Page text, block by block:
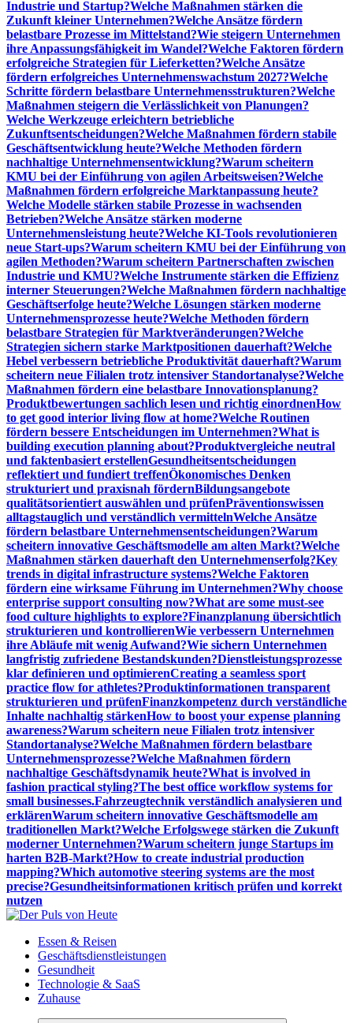
Industrie und Startup?Welche Maßnahmen stärken die
Zukunft kleiner Unternehmen?Welche Ansätze fördern
belastbare Prozesse im Mittelstand?Wie steigern Unternehmen
ihre Anpassungsfähigkeit im Wandel?Welche Faktoren fördern
erfolgreiche Strategien für Lieferketten?Welche Ansätze
fördern erfolgreiches Unternehmenswachstum 2027?Welche
Schritte fördern belastbare Unternehmensstrukturen?Welche
Maßnahmen steigern die Verlässlichkeit von Planungen?
Welche Werkzeuge erleichtern betriebliche
Zukunftsentscheidungen?Welche Maßnahmen fördern stabile
Geschäftsentwicklung heute?Welche Methoden fördern
nachhaltige Unternehmensentwicklung?Warum scheitern
KMU bei der Einführung von agilen Arbeitsweisen?Welche
Maßnahmen fördern erfolgreiche Marktanpassung heute?
Welche Modelle stärken stabile Prozesse in wachsenden
Betrieben?Welche Ansätze stärken moderne
Unternehmensleistung heute?Welche KI-Tools revolutionieren
neue Start-ups?Warum scheitern KMU bei der Einführung von
agilen Methoden?Warum scheitern Partnerschaften zwischen
Industrie und KMU?Welche Instrumente stärken die Effizienz
interner Steuerungen?Welche Maßnahmen fördern nachhaltige
Geschäftserfolge heute?Welche Lösungen stärken moderne
Unternehmensprozesse heute?Welche Methoden fördern
belastbare Strategien für Marktveränderungen?Welche
Strategien sichern starke Marktpositionen dauerhaft?Welche
Hebel verbessern betriebliche Produktivität dauerhaft?Warum
scheitern neue Filialen trotz intensiver Standortanalyse?Welche
Maßnahmen fördern eine belastbare Innovationsplanung?
Produktbewertungen sachlich lesen und richtig einordnenHow
to get good interior living flow at home?Welche Routinen
fördern bessere Entscheidungen im Unternehmen?What is
building execution planning about?Produktvergleiche neutral
und faktenbasiert erstellenGesundheitsentscheidungen
reflektiert und fundiert treffenÖkonomisches Denken
strukturiert und praxisnah fördernBildungsangebote
qualitätsorientiert auswählen und prüfenPräventionswissen
alltagstauglich und verständlich vermittelnWelche Ansätze
fördern belastbare Unternehmensentscheidungen?Warum
scheitern innovative Geschäftsmodelle am alten Markt?Welche
Maßnahmen stärken dauerhaft den Unternehmenserfolg?Key
trends in digital infrastructure systems?Welche Faktoren
fördern eine wirksame Führung im Unternehmen?Why choose
enterprise support consulting now?What are some must-see
food culture highlights to explore?Finanzplanung übersichtlich
strukturieren und kontrollierenWie verbessern Unternehmen
ihre Abläufe mit wenig Aufwand?Wie sichern Unternehmen
langfristig zufriedene Bestandskunden?Dienstleistungsprozesse
klar definieren und optimierenCreating a seamless sport
practice flow for athletes?Produktinformationen transparent
strukturieren und prüfenFinanzkompetenz durch verständliche
Inhalte nachhaltig stärkenHow to boost your expense planning
awareness?Warum scheitern neue Filialen trotz intensiver
Standortanalyse?Welche Maßnahmen fördern belastbare
Unternehmensprozesse?Welche Maßnahmen fördern
nachhaltige Geschäftsdynamik heute?What is involved in
fashion practical styling?The best office workflow systems for
small businesses.Fahrzeugtechnik verständlich analysieren und
erklärenWarum scheitern innovative Geschäftsmodelle am
traditionellen Markt?Welche Erfolgswege stärken die Zukunft
moderner Unternehmen?Warum scheitern junge Startups im
harten B2B-Markt?How to create industrial production
mapping?Which automotive steering systems are the most
precise?Gesundheitsinformationen kritisch prüfen und korrekt
nutzen
Meldungen die Resonanz finden
Essen & Reisen
Geschäftsdienstleistungen
Gesundheit
Technologie & SaaS
Zuhause